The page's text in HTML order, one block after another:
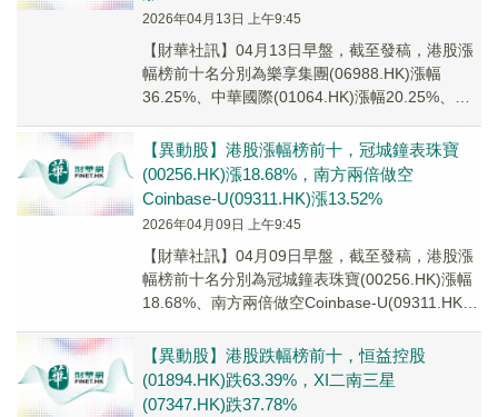
2026年04月13日 上午9:45
【財華社訊】04月13日早盤，截至發稿，港股漲
幅榜前十名分別為樂享集團(06988.HK)漲幅
36.25%、中華國際(01064.HK)漲幅20.25%、普
【異動股】港股漲幅榜前十，冠城鐘表珠寶
(00256.HK)漲18.68%，南方兩倍做空
Coinbase-U(09311.HK)漲13.52%
2026年04月09日 上午9:45
【財華社訊】04月09日早盤，截至發稿，港股漲
幅榜前十名分別為冠城鐘表珠寶(00256.HK)漲幅
18.68%、南方兩倍做空Coinbase-U(09311.HK)
【異動股】港股跌幅榜前十，恒益控股
(01894.HK)跌63.39%，XI二南三星
(07347.HK)跌37.78%